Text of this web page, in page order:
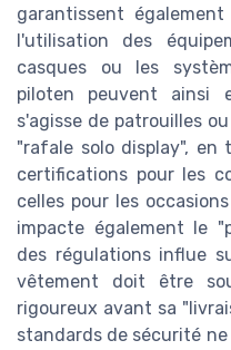
garantissent
l'utilisation des
casques ou les
piloten peuvent ainsi
s'agisse de patrouilles
"rafale solo display", en
certifications pour les
celles pour les
impacte également le
des régulations influe
vêtement doit être
rigoureux avant sa
standards de sécurité